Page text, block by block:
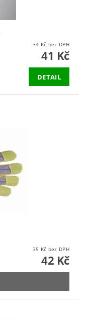
34 Kč bez DPH
41 Kč
DETAIL
35 Kč bez DPH
42 Kč